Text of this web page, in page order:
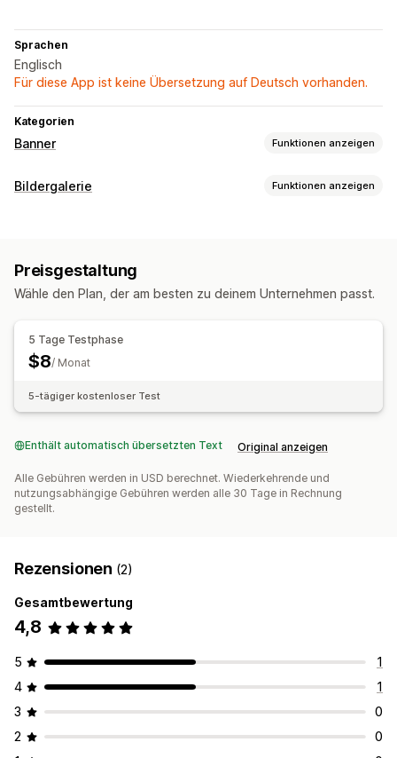
Sprachen
Englisch
Für diese App ist keine Übersetzung auf Deutsch vorhanden.
Kategorien
Banner Funktionen anzeigen
Bannertyp
Bannerposition Animationen
Hintergründe
Farbe und Schriftart
Benutzerdefinierte CSS
Bildergalerie Funktionen anzeigen
Anpassung
Responsivität für Mobilgeräte
Preisgestaltung
Wähle den Plan, der am besten zu deinem Unternehmen passt.
5 Tage Testphase
$8/ Monat
5-tägiger kostenloser Test
Enthält automatisch übersetzten Text Original anzeigen
Alle Gebühren werden in USD berechnet. Wiederkehrende und
nutzungsabhängige Gebühren werden alle 30 Tage in Rechnung
gestellt.
Rezensionen (2)
Gesamtbewertung
4,8
5
1
4
1
3
0
2
0